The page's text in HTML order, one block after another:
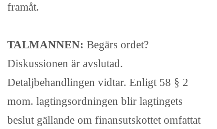
framåt.
TALMANNEN: Begärs ordet?
Diskussionen är avslutad.
Detaljbehandlingen vidtar. Enligt 58 § 2
mom. lagtingsordningen blir lagtingets
beslut gällande om finansutskottet omfattat